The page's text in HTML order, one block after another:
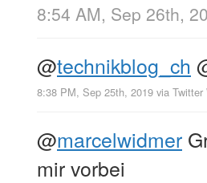
8:54 AM, Sep 26th,
@technikblog_ch
8:38 PM, Sep 25th, 2019 via Twitter
@marcelwidmer
mir vorbei